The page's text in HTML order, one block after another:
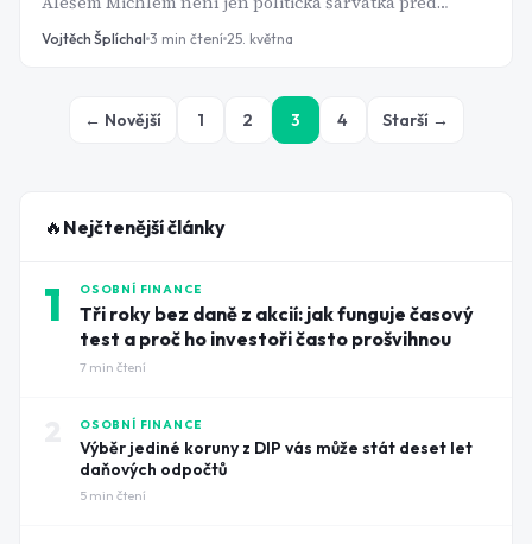
volbami. Je to střet dvou pohledů na to, k čemu vlastně
centrální banka slouží a jeden z nich je nebezpečně
Vojtěch Šplíchal 3 min čtení 25. května
← Novější 1 2 3 4 Starší →
🔥 Nejčtenější články
1 OSOBNÍ FINANCE
Tři roky bez daně z akcií: jak funguje časový
test a proč ho investoři často prošvihnou
7 min čtení
OSOBNÍ FINANCE
Výběr jediné koruny z DIP vás může stát deset let
daňových odpočtů
5 min čtení